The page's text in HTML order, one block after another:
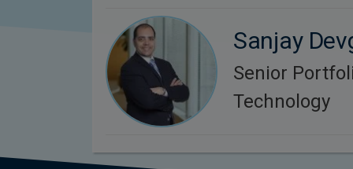
Sanjay
Senior
Technology